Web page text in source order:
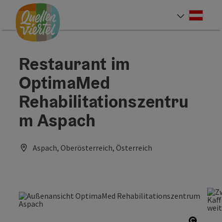
Zum Inhalt
Zur Navigation
Zum Seitenanfang
Restaurant im
OptimaMed
Rehabilitationszentru
m Aspach
Aspach, Oberösterreich, Österreich